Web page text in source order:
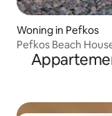
Woning in Pefkos
Pefkos Beach